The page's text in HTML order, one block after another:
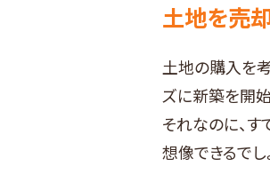
土地を売
土地の購入を
ズに新築を開始
それなのに、
想像できるでし